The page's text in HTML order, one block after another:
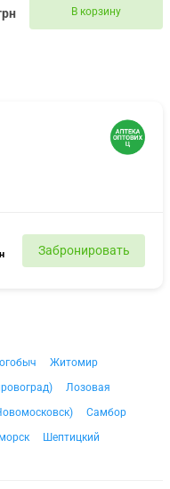
В корзину
Забронировать
Житомир
Лозовая
Самбор
Шептицкий